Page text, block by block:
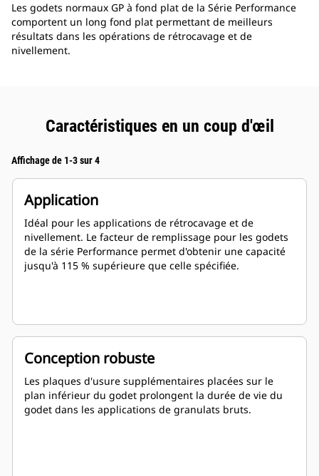
Les godets normaux GP à fond plat de la Série Performance
comportent un long fond plat permettant de meilleurs
résultats dans les opérations de rétrocavage et de
nivellement.
Caractéristiques en un coup d'œil
Affichage de 1-3 sur 4
Application
Idéal pour les applications de rétrocavage et de
nivellement. Le facteur de remplissage pour les godets
de la série Performance permet d'obtenir une capacité
jusqu'à 115 % supérieure que celle spécifiée.
Conception robuste
Les plaques d'usure supplémentaires placées sur le
plan inférieur du godet prolongent la durée de vie du
godet dans les applications de granulats bruts.